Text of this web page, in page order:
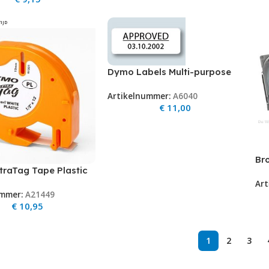
Tape Plastic
A21449
€ 10,95
Dymo Labels Multi-purpose
Artikelnummer: A6040
€ 11,00
1 2 3